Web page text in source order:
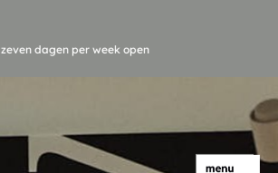
zeven dagen per week open